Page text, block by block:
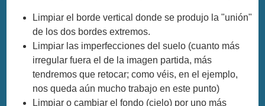
Limpiar el borde vertical donde se produjo la "unión"
de los dos bordes extremos.
Limpiar las imperfecciones del suelo (cuanto más
irregular fuera el de la imagen partida, más
tendremos que retocar; como véis, en el ejemplo,
nos queda aún mucho trabajo en este punto)
Limpiar o cambiar el fondo (cielo) por uno más